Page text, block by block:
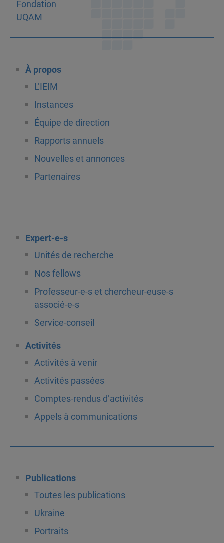
À propos
L’IEIM
Instances
Équipe de direction
Rapports annuels
Nouvelles et annonces
Partenaires
Expert-e-s
Unités de recherche
Nos fellows
Professeur-e-s et chercheur-euse-s
associé-e-s
Service-conseil
Activités
Activités à venir
Activités passées
Comptes-rendus d’activités
Appels à communications
Publications
Toutes les publications
Ukraine
Portraits